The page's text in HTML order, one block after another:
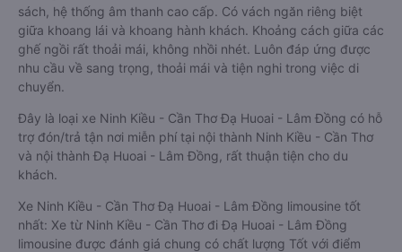
sách, hệ thống âm thanh cao cấp. Có vách ngăn riêng biệt
giữa khoang lái và khoang hành khách. Khoảng cách giữa các
ghế ngồi rất thoải mái, không nhồi nhét. Luôn đáp ứng được
nhu cầu về sang trọng, thoải mái và tiện nghi trong việc di
chuyển.
Đây là loại xe Ninh Kiều - Cần Thơ Đạ Huoai - Lâm Đồng có hỗ
trợ đón/trả tận nơi miễn phí tại nội thành Ninh Kiều - Cần Thơ
và nội thành Đạ Huoai - Lâm Đồng, rất thuận tiện cho du
khách.
Xe Ninh Kiều - Cần Thơ Đạ Huoai - Lâm Đồng limousine tốt
nhất: Xe từ Ninh Kiều - Cần Thơ đi Đạ Huoai - Lâm Đồng
limousine được đánh giá chung có chất lượng Tốt với điểm